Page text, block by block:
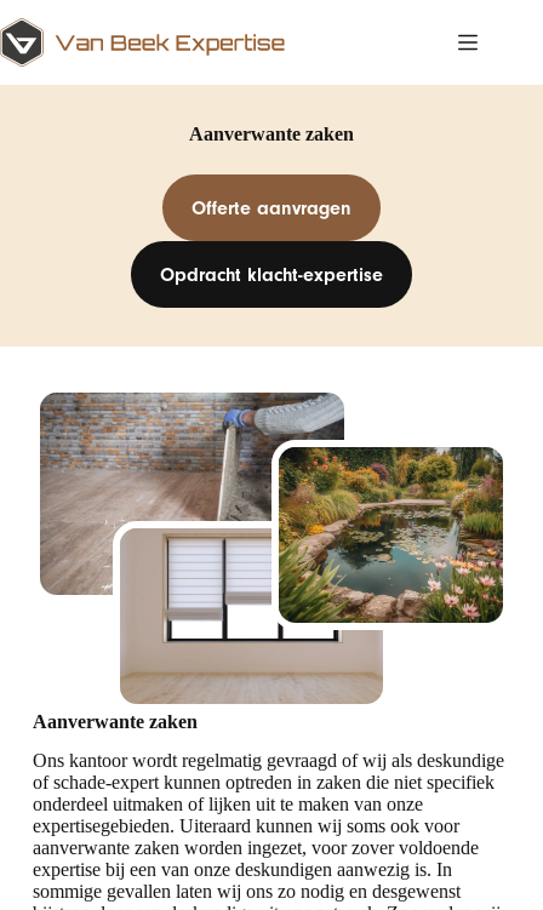
naar
de
Aanverwante zaken
Offerte aanvragen
Opdracht klacht-expertise
Aanverwante zaken
Ons kantoor wordt regelmatig gevraagd of wij als deskundige
of schade-expert kunnen optreden in zaken die niet specifiek
onderdeel uitmaken of lijken uit te maken van onze
expertisegebieden. Uiteraard kunnen wij soms ook voor
aanverwante zaken worden ingezet, voor zover voldoende
expertise bij een van onze deskundigen aanwezig is. In
sommige gevallen laten wij ons zo nodig en desgewenst